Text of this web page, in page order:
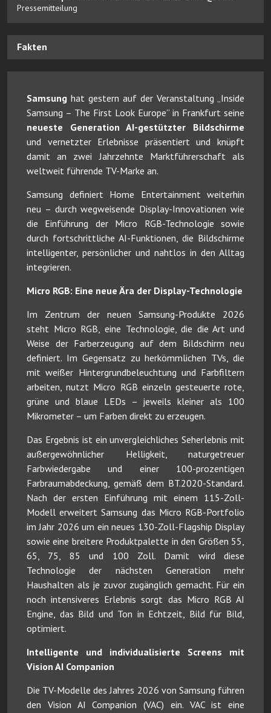
Pressemitteilung
Fakten
Samsung hat gestern auf der Veranstaltung „Inside
Samsung – The First Look Europe” in Frankfurt seine
neueste Generation AI-gestützter Bildschirme
und vernetzter Erlebnisse präsentiert und knüpft
damit an zwei Jahrzehnte Marktführerschaft als
weltweit führende TV-Marke an.
Samsung definiert Home Entertainment weiterhin
neu – durch wegweisende Display-Innovationen wie
die Einführung der Micro RGB-Technologie sowie
durch fortschrittliche AI-Funktionen, die Bildschirme
intelligenter, persönlicher und nahtlos in den Alltag
integrieren.
Micro RGB: Eine neue Ära der Display-Technologie
Im Zentrum der neuen Samsung-Produkte 2026
steht Micro RGB, eine Technologie, die die Art und
Weise der Farberzeugung auf dem Bildschirm neu
definiert. Im Gegensatz zu herkömmlichen TVs, die
mit weißer Hintergrundbeleuchtung und Farbfiltern
arbeiten, nutzt Micro RGB einzeln gesteuerte rote,
grüne und blaue LEDs – jeweils kleiner als 100
Mikrometer – um Farben direkt zu erzeugen.
Das Ergebnis ist ein unvergleichliches Seherlebnis mit
außergewöhnlicher Helligkeit, naturgetreuer
Farbwiedergabe und einer 100-prozentigen
Farbraumabdeckung, gemäß dem BT.2020-Standard.
Nach der ersten Einführung mit einem 115-Zoll-
Modell erweitert Samsung das Micro RGB-Portfolio
im Jahr 2026 um ein neues 130-Zoll-Flagship Display
sowie eine breitere Produktpalette in den Größen 55,
65, 75, 85 und 100 Zoll. Damit wird diese
Technologie der nächsten Generation mehr
Haushalten als je zuvor zugänglich gemacht. Für ein
noch intensiveres Erlebnis sorgt das Micro RGB AI
Engine, das Bild und Ton in Echtzeit, Bild für Bild,
optimiert.
Intelligente und individualisierte Screens mit
Vision AI Companion
Die TV-Modelle des Jahres 2026 von Samsung führen
den Vision AI Companion (VAC) ein. VAC ist eine